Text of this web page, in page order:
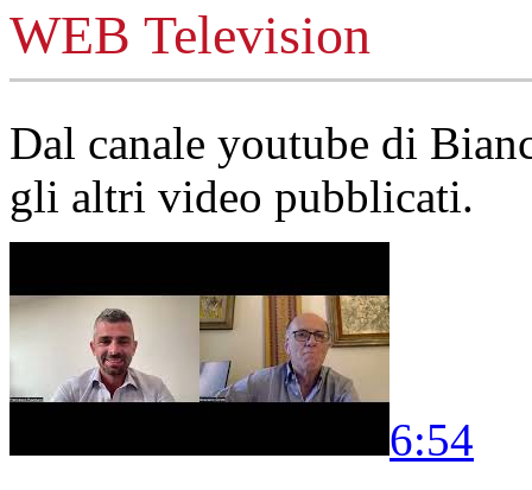
WEB Television
Dal canale youtube di
gli altri video pubblicati.
6:54